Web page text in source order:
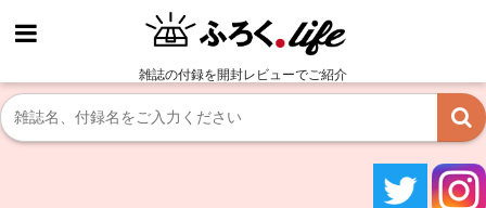
雑誌の付録を開封レビューでご紹介